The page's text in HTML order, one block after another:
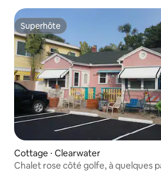
Superhôte
Superhôte
Cottage ⋅ Clearwater
Chalet rose côté golfe, à quelques